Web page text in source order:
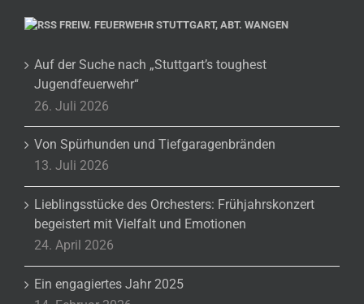
FREIW. FEUERWEHR STUTTGART, ABT. WANGEN
Auf der Suche nach „Stuttgart’s toughest
Jugendfeuerwehr“
26. Juli 2026
Von Spürhunden und Tiefgaragenbränden
13. Juli 2026
Lieblingsstücke des Orchesters: Frühjahrskonzert
begeistert mit Vielfalt und Emotionen
24. April 2026
Ein engagiertes Jahr 2025